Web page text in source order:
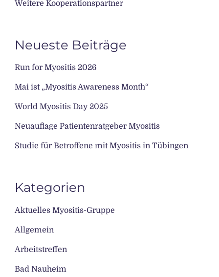
Weitere Kooperationspartner
Neueste Beiträge
Run for Myositis 2026
Mai ist „Myositis Awareness Month“
World Myositis Day 2025
Neuauflage Patientenratgeber Myositis
Studie für Betroffene mit Myositis in Tübingen
Kategorien
Aktuelles Myositis-Gruppe
Allgemein
Arbeitstreffen
Bad Nauheim